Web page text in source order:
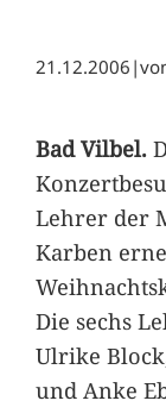
21.12.2006 |
Bad Vilbel.
Lehrer der
Karben
Die sechs
Ulrike
und Anke